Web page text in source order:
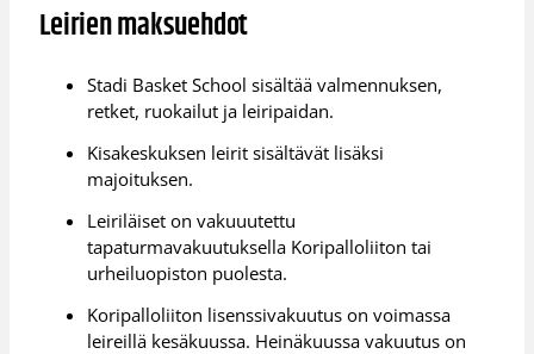
Leirien maksuehdot
Stadi Basket School sisältää valmennuksen,
retket, ruokailut ja leiripaidan.
Kisakeskuksen leirit sisältävät lisäksi
majoituksen.
Leiriläiset on vakuuutettu
tapaturmavakuutuksella Koripalloliiton tai
urheiluopiston puolesta.
Koripalloliiton lisenssivakuutus on voimassa
leireillä kesäkuussa. Heinäkuussa vakuutus on